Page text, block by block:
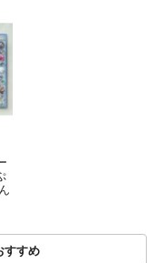
すすめ